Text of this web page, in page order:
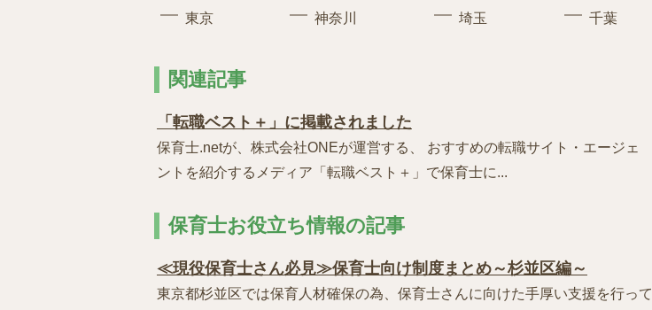
東京 神奈川 埼玉 千葉
関連記事
「転職ベスト＋」に掲載されました
保育士.netが、株式会社ONEが運営する、 おすすめの転職サイト・エージェ
ントを紹介するメディア「転職ベスト＋」で保育士に...
保育士お役立ち情報の記事
≪現役保育士さん必見≫保育士向け制度まとめ～杉並区編～
東京都杉並区では保育人材確保の為、保育士さんに向けた手厚い支援を行って